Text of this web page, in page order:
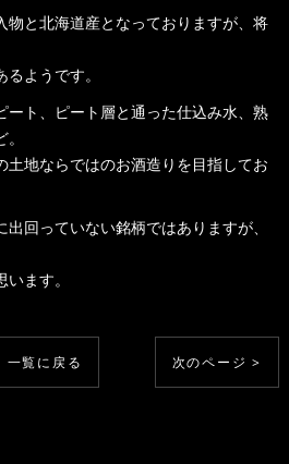
物と北海道産となっておりますが、将
ようです。
ート、ピート層と通った仕込み水、熟
土地ならではのお酒造りを目指してお
回っていない銘柄ではありますが、
ます。
一覧に戻る 次のページ >